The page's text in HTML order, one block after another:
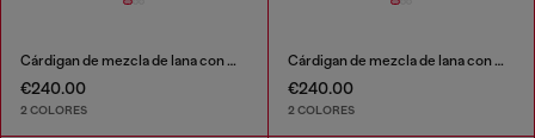
Cárdigan de mezcla de lana con motivo argyle
€240.00
2 COLORES
Cárdigan de mezcla de lana con motivo argyle
€240.00
2 COLORES